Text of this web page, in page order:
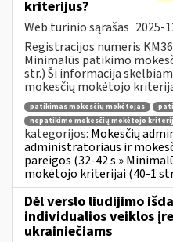
kriterijus?
Web turinio sąrašas 2025-
Registracijos numeris
Minimalūs patikimo
str.) Ši informacija
mokesčių mokėtojo
patikimas mokesčių mokėtojas
nepatikimo mokesčių mokėtojo
kategorijos: Mokesčių
administratoriaus ir
pareigos (32-42 s »
mokėtojo kriterijai (40-1
Dėl verslo liudijimo
individualios veiklos
ukrainiečiams